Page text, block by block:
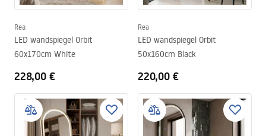
Rea
LED wandspiegel Orbit
60x170cm White
228,00 €
Rea
LED wandspiegel Orbit
50x160cm Black
220,00 €